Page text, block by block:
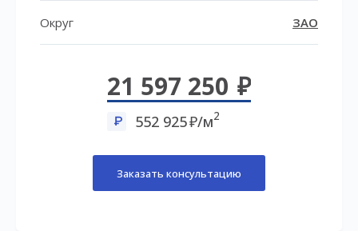
Округ ЗАО
21 597 250
552 925 /м2
Заказать консультацию